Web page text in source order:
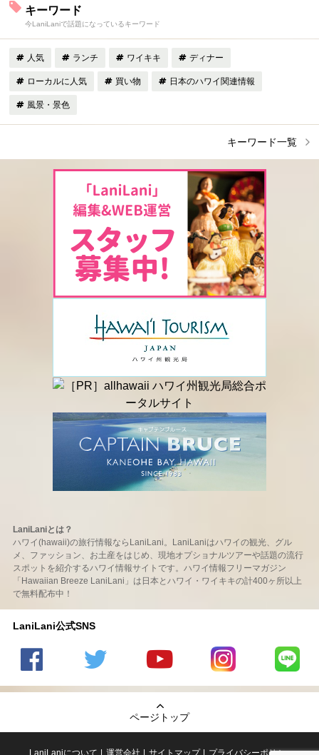
キーワード
今LaniLaniで話題になっているキーワード
人気 ランチ ワイキキ ディナー
ローカルに人気 買い物 日本のハワイ関連情報
風景・景色
キーワード一覧
LaniLaniとは？
ハワイ(hawaii)の旅行情報ならLaniLani。LaniLaniはハワイの観光、グル
メ、ファッション、お土産をはじめ、現地オプショナルツアーや話題の流行
スポットを紹介するハワイ情報サイトです。ハワイ情報フリーマガジン
「Hawaiian Breeze LaniLani」は日本とハワイ・ワイキキの計400ヶ所以上
で無料配布中！
LaniLani公式SNS
の
のtwitter
の
Youtube
チャンネ
LaniLani
LaniLani
ページトップ
LaniLaniについて 運営会社 サイトマップ プライバシーポリシー